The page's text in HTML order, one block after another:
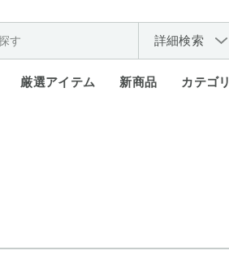
詳細検索
厳選アイテム 新商品 カテゴリ